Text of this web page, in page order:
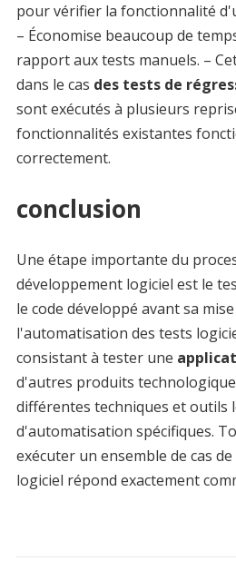
pour vérifier la fonctionnalité
– Économise beaucoup de
rapport aux tests manuels. –
dans le cas des tests de
sont exécutés à plusieurs
fonctionnalités existantes
correctement.
conclusion
Une étape importante du
développement logiciel est le
le code développé avant sa
l'automatisation des tests
consistant à tester une
d'autres produits
différentes techniques et outils
d'automatisation spécifiques.
exécuter un ensemble de cas
logiciel répond exactement